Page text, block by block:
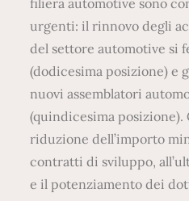
filiera automotive sono
urgenti: il rinnovo degli
del settore automotive si
(dodicesima posizione)
nuovi assemblatori
(quindicesima posizione).
riduzione dell’importo
contratti di sviluppo,
e il potenziamento dei